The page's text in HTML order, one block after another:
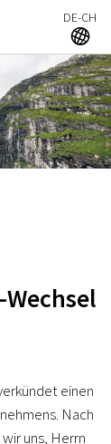
DE-CH
A
einen
Nach
uns, Herrn